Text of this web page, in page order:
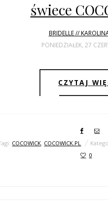
świece
BRIDELLE //
PONIEDZIAŁEK, 27
CZYTAJ
COCOWICK, COCOWICK.PL
0